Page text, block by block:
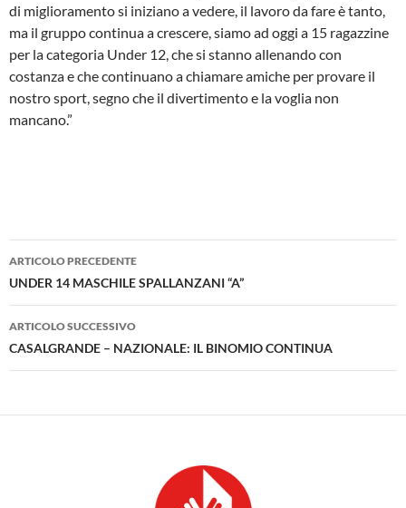
di miglioramento si iniziano a vedere, il lavoro da fare è tanto,
ma il gruppo continua a crescere, siamo ad oggi a 15 ragazzine
per la categoria Under 12, che si stanno allenando con
costanza e che continuano a chiamare amiche per provare il
nostro sport, segno che il divertimento e la voglia non
mancano.”
Navigazione
articolo
ARTICOLO PRECEDENTE
UNDER 14 MASCHILE SPALLANZANI “A”
ARTICOLO SUCCESSIVO
CASALGRANDE – NAZIONALE: IL BINOMIO CONTINUA